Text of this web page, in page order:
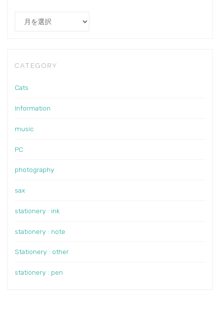
Archives
CATEGORY
Cats
Information
music
PC
photography
sax
stationery : ink
stationery : note
Stationery : other
stationery : pen